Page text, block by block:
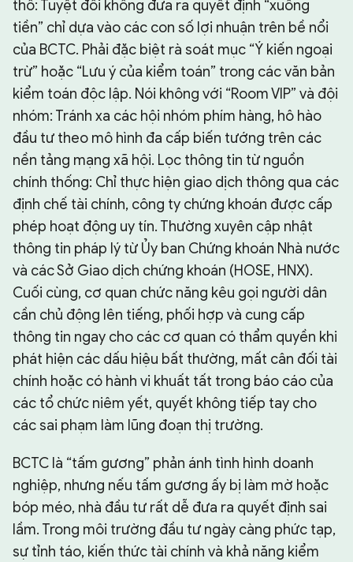
thô: Tuyệt đối không đưa ra quyết định “xuống
tiền” chỉ dựa vào các con số lợi nhuận trên bề nổi
của BCTC. Phải đặc biệt rà soát mục “Ý kiến ngoại
trừ” hoặc “Lưu ý của kiểm toán” trong các văn bản
kiểm toán độc lập. Nói không với “Room VIP” và đội
nhóm: Tránh xa các hội nhóm phím hàng, hô hào
đầu tư theo mô hình đa cấp biến tướng trên các
nền tảng mạng xã hội. Lọc thông tin từ nguồn
chính thống: Chỉ thực hiện giao dịch thông qua các
định chế tài chính, công ty chứng khoán được cấp
phép hoạt động uy tín. Thường xuyên cập nhật
thông tin pháp lý từ Ủy ban Chứng khoán Nhà nước
và các Sở Giao dịch chứng khoán (HOSE, HNX).
Cuối cùng, cơ quan chức năng kêu gọi người dân
cần chủ động lên tiếng, phối hợp và cung cấp
thông tin ngay cho các cơ quan có thẩm quyền khi
phát hiện các dấu hiệu bất thường, mất cân đối tài
chính hoặc có hành vi khuất tất trong báo cáo của
các tổ chức niêm yết, quyết không tiếp tay cho
các sai phạm làm lũng đoạn thị trường.
BCTC là “tấm gương” phản ánh tình hình doanh
nghiệp, nhưng nếu tấm gương ấy bị làm mờ hoặc
bóp méo, nhà đầu tư rất dễ đưa ra quyết định sai
lầm. Trong môi trường đầu tư ngày càng phức tạp,
sự tỉnh táo, kiến thức tài chính và khả năng kiểm